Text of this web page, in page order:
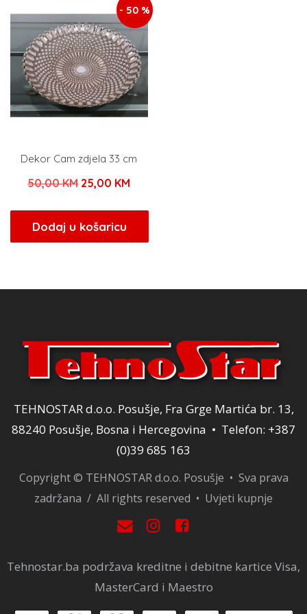
- 50 %
Dekor Cam zdjela 33 cm
50,00KM Izvorna
bila
je:
25,00 KM
25,00 KM.
Dodaj u košaricu
TEHNOSTAR d.o.o. Posušje, Fra Grge Martića br. 13,
88240 Posušje, Bosna i Hercegovina • Telefon: +387
(0)39 685 163
Copyright © TEHNOSTAR d.o.o. Posušje • Sva prava
zadržana / All rights reserved • Uvjeti kupnje
Tehnostar.ba podržava kreditne i debitne kartice Visa,
MasterCard i Maestro